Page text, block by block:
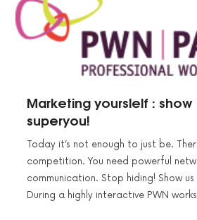
Marketing yourslelf : show
superyou!
Today it’s not enough to just be.
competition. You need powerful
communication. Stop hiding! Show us
During a highly interactive PWN